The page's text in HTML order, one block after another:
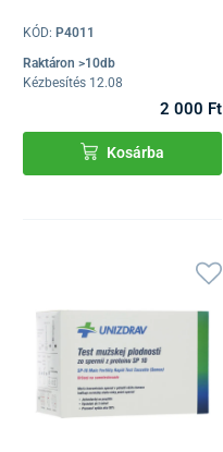
KÓD: P4011
Raktáron >10db
Kézbesítés 12.08
2 000 Ft
Kosárba